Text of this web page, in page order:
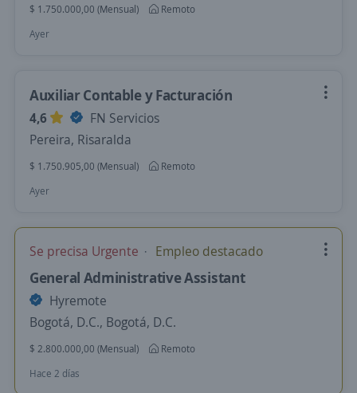
$ 1.750.000,00 (Mensual)
Remoto
Ayer
Auxiliar Contable y Facturación
4,6
FN Servicios
Pereira, Risaralda
$ 1.750.905,00 (Mensual)
Remoto
Ayer
Se precisa Urgente Empleo destacado
General Administrative Assistant
Hyremote
Bogotá, D.C., Bogotá, D.C.
$ 2.800.000,00 (Mensual)
Remoto
Hace 2 días